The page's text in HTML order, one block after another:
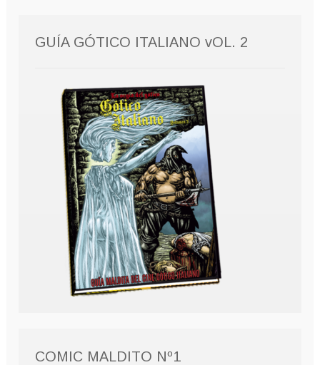
GUÍA GÓTICO ITALIANO vOL. 2
COMIC MALDITO Nº1